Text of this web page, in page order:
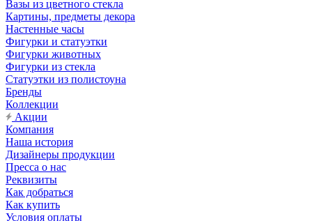
Вазы из цветного стекла
Картины, предметы декора
Настенные часы
Фигурки и статуэтки
Фигурки животных
Фигурки из стекла
Статуэтки из полистоуна
Бренды
Коллекции
Акции
Компания
Наша история
Дизайнеры продукции
Пресса о нас
Реквизиты
Как добраться
Как купить
Условия оплаты